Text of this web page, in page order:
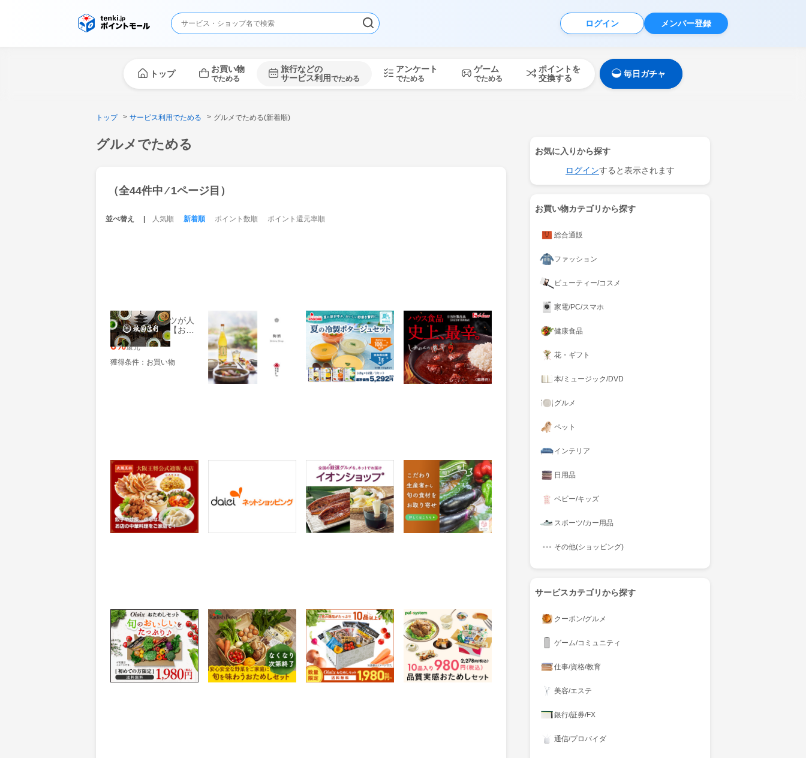
ログイン メンバー登録
トップ お買い物
でためる
旅行などの
サービス利用でためる
アンケート
でためる
ゲーム
でためる
ポイントを
交換する
毎日ガチャ
トップ サービス利用でためる グルメでためる(新着順)
グルメでためる
（全44件中 ⁄ 1ページ目）
並べ替え 人気順 新着順 ポイント数順 ポイント還元率順
本格抹茶スイーツが人
気！京都の老舗【お茶
専門店「祇園辻利」】
6%還元
獲得条件：お買い物
おおやま夢工房
5%還元
獲得条件：お買い物
夏の冷製ポタージュ
【カゴメ】
529ポイント
獲得条件：お買い物
しあわせの激辛（買い
切り）
358ポイント
獲得条件：お買い物
餃子・炒飯・点心！お
店の中華料理をご家庭
にお届け！【大阪王将
公式通販】
2.5%還元
獲得条件：お買い物
0.95%還元
イオンショップ
1%還元
獲得条件：お買い物
食べチョク
10%還元
獲得条件：お買い物
Ｏｉｓｉｘ（おいしっ
くす）
0.5%還元
獲得条件：お買い物
らでぃっしゅぼーや
【お試しセット】
198ポイント
獲得条件：お買い物
Oisix(おいしっくす）
おためしセット購入
463ポイント
獲得条件：お買い物
生協の宅配パルシステ
ム 【お試しセット】
400 ポイント
獲得条件：お買い物
お気に入りから探す
ログインすると表示されます
お買い物カテゴリから探す
総合通販
ファッション
ビューティー/コスメ
家電/PC/スマホ
健康食品
花・ギフト
本/ミュージック/DVD
グルメ
ペット
インテリア
日用品
ベビー/キッズ
スポーツ/カー用品
その他(ショッピング)
サービスカテゴリから探す
クーポン/グルメ
ゲーム/コミュニティ
仕事/資格/教育
美容/エステ
銀行/証券/FX
通信/プロバイダ